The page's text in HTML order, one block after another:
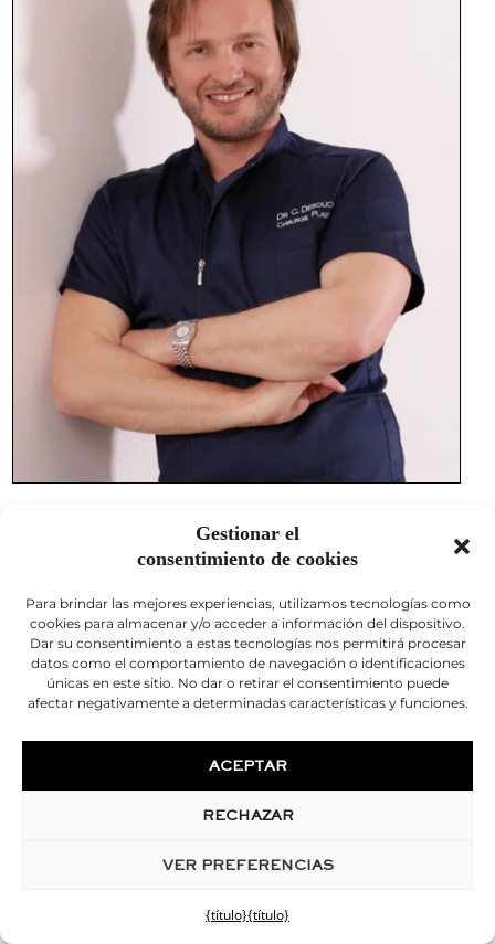
Gestionar el
consentimiento de cookies
Para brindar las mejores experiencias, utilizamos tecnologías como
cookies para almacenar y/o acceder a información del dispositivo.
Dar su consentimiento a estas tecnologías nos permitirá procesar
datos como el comportamiento de navegación o identificaciones
únicas en este sitio. No dar o retirar el consentimiento puede
afectar negativamente a determinadas características y funciones.
ACEPTAR
RECHAZAR
VER PREFERENCIAS
{título}{título}
Al elegir confiar su rostro al Dr. Christophe
Desouches y su equipo en Marsella, tendrá una
proceso.
CITA EN LÍNEA